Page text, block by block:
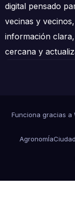
digital pensado
vecinas y
información clara,
cercana y
Funciona gracias a
AgronomÍaCiudad